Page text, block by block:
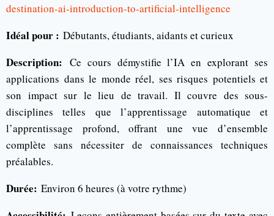
destination-ai-introduction-to-artificial-intelligence
Idéal pour : Débutants, étudiants, aidants et curieux
Description: Ce cours démystifie l’IA en explorant ses
applications dans le monde réel, ses risques potentiels et
son impact sur le lieu de travail. Il couvre des sous-
disciplines telles que l’apprentissage automatique et
l’apprentissage profond, offrant une vue d’ensemble
complète sans nécessiter de connaissances techniques
préalables.
Durée: Environ 6 heures (à votre rythme)